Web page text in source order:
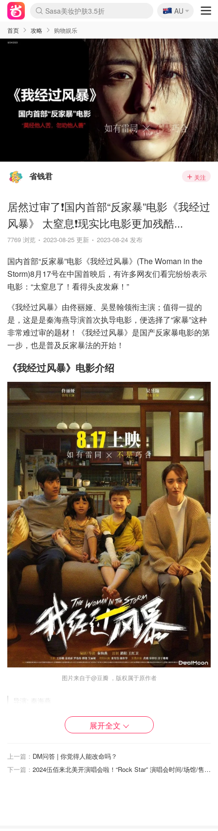
lululemon折扣上新
Sasa美妆护肤3.5折
SSENSE年中2.5折
FreshBeauty好价汇总
Cettire降价+叠9折
WWS Coles超市实拍
viagogo二手票捡漏
Myer超级周末
The Outnet奢牌1折起
David Jones 3折起
Flannels大牌1折
Perfumes Club护肤1折
AMIRO面罩$251
Amazon折扣汇总
eToro入金$200送$50
Amazon数码好物
ICONIC本周7.5折
ThedoubleF高奢地板价
Moose Knuckles 6折
丝芙兰5折起
EUFY摄像头$98
Selenichast首饰2折
Trip机票酒店促销
YSL送5件彩妆礼
Amazon家居好物
Amazon美妆护肤
雅漾大喷$8
过敏原检测盒$33
伊索独家赠50ml沐浴露
科颜氏高保湿面霜$29
SEALIFE海洋馆门票6折
丝塔芙大白罐$16
订阅Newsletter送香薰
Cult Beauty 6.8折
Harrods圣诞日历$525
LN-CC奢牌私促3折
d'Alba空姐喷雾$16
EVE LOM套装£56
Bernardelli独家4折
Adore Beauty 6折起
CT圣诞日历
Mytheresa奢品2.7折
Luxury Escapes 9折
Currentbody美容仪$881
MOON Garden Live
Roborock扫地机$649
Tingo Life水杯$24
Valentino官网5折
CR洗护套装$23
修丽可4件套$159
Myer彩妆2件7折
GANNI官网4.5折
Stylevana韩妆4折
Tessabit高奢8.5折
OGX洗发水$11
Amazon阿德莱德次日达
卡诗8.5折+赠礼
Philips Hue灯具8折
🇦🇺
AU
首页 攻略 购物娱乐
省钱君 关注
居然过审了❗国内首部“反家暴”电影《我经过
风暴》 太窒息❗现实比电影更加残酷...
7769 浏览 2023-08-25 更新 2023-08-24 发布
国内首部“反家暴”电影《我经过风暴》(The Woman in the
Storm)8月17号在中国首映后，有许多网友们看完纷纷表示
电影：“太窒息了！看得头皮发麻！”
《我经过风暴》由佟丽娅、吴昱翰领衔主演；值得一提的
是，这是是秦海燕导演首次执导电影，便选择了“家暴”这种
非常难过审的题材！《我经过风暴》是国产反家暴电影的第
一步，也是普及反家暴法的开始！
《我经过风暴》电影介绍
图片来自于@豆瓣 ，版权属于原作者
导演: 秦海燕
类型: 家庭 / 犯罪
又名: 离开你 / The Woman in the Storm
展开全文
上一篇： DM问答 | 你觉得人能改命吗？
下一篇：
2024伍佰来北美开演唱会啦！“Rock Star” 演唱会时间/场馆/售票信息